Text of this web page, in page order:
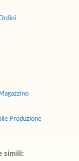
Produzione
simili: